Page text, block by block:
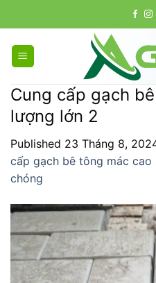
to
content
Cung cấp gạch
lượng lớn 2
Published 23 Tháng 8,
cấp gạch bê tông mác
chóng